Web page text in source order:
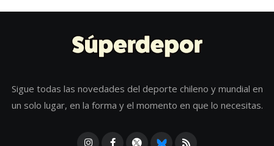
Sigue todas las novedades del deporte chileno y mundial en
un solo lugar, en la forma y el momento en que lo necesitas.